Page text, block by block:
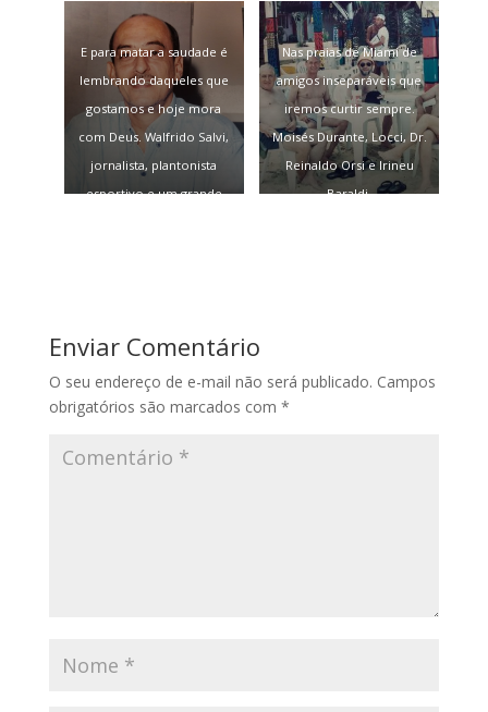
E para matar a saudade é
lembrando daqueles que
gostamos e hoje mora
com Deus. Walfrido Salvi,
jornalista, plantonista
esportivo e um grande
Nas praias de Miami de
amigos inseparáveis que
iremos curtir sempre.
Moisés Durante, Locci, Dr.
Reinaldo Orsi e Irineu
Baraldi.
Enviar Comentário
O seu endereço de e-mail não será publicado. Campos
obrigatórios são marcados com *